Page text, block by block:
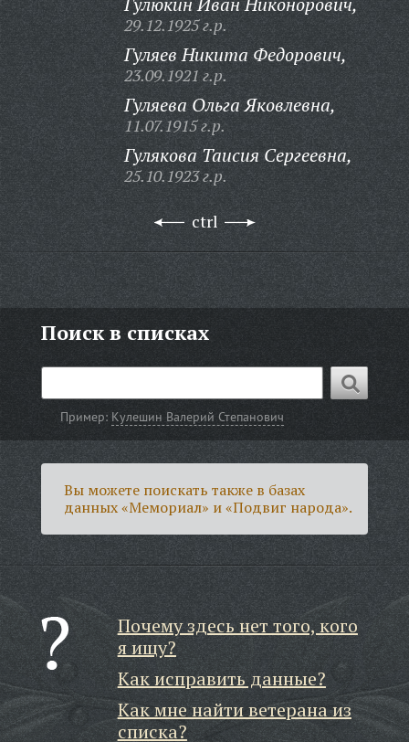
29.12.1925 г.р.
Гуляев Никита Федорович,
23.09.1921 г.р.
Гуляева Ольга Яковлевна,
11.07.1915 г.р.
Гулякова Таисия Сергеевна,
25.10.1923 г.р.
ctrl
Поиск в списках
Пример: Кулешин Валерий Степанович
Вы можете поискать также в базах
данных «Мемориал» и «Подвиг народа».
Почему здесь нет того, кого
я ищу?
Как исправить данные?
Как мне найти ветерана из
списка?